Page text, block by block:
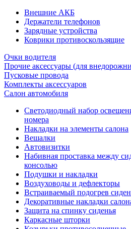
Внешние АКБ
Держатели телефонов
Зарядные устройства
Коврики противоскользящие
Очки водителя
Прочие аксессуары (для
Пусковые провода
Комплекты аксессуаров
Салон автомобиля
Светодиодный набор
номера
Накладки на элементы салона
Вешалки
Автовизитки
Набивная проставка между
консолью
Подушки и накладки
Воздуховоды и дефлекторы
Встраиваемый подогрев
Декоративные накладки
Защита на спинку сиденья
Каркасные шторки